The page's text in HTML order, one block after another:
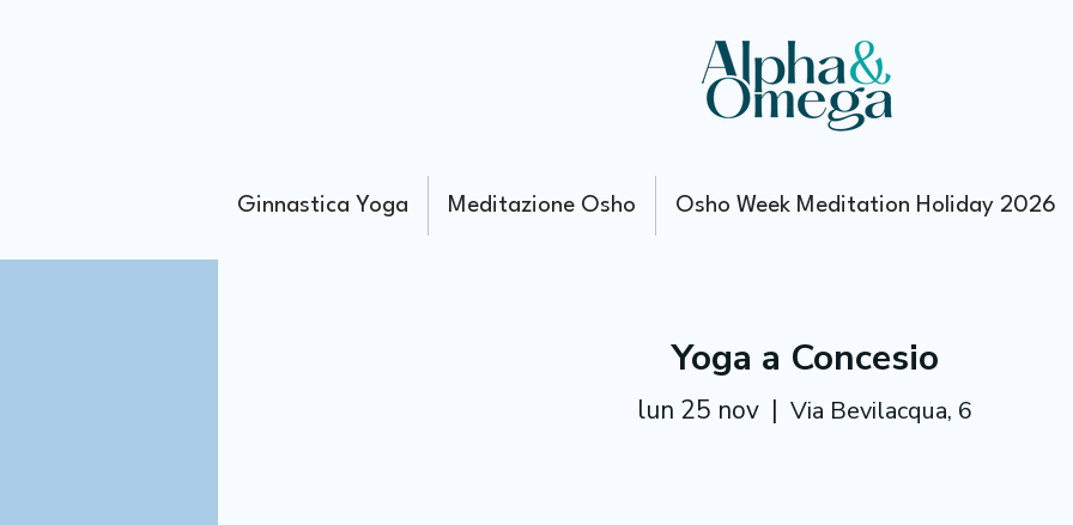
Ginnastica Yoga Meditazione Osho Osho Week Meditation Holiday 2026
Yoga a Concesio
lun 25 nov
  |
Via Bevilacqua, 6